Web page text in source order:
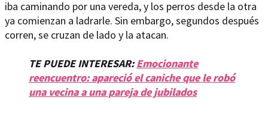
iba caminando por una vereda, y los perros desde la otra
ya comienzan a ladrarle. Sin embargo, segundos después
corren, se cruzan de lado y la atacan.
TE PUEDE INTERESAR:Emocionante
reencuentro: apareció el caniche que le robó
una vecina a una pareja de jubilados